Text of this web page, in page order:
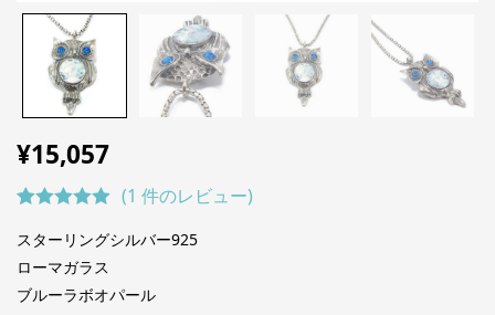
¥15,057
評価に基づ
く5段階評
価のうち、
(1 件のレビュー)
スターリングシルバー925
ローマガラス
ブルーラボオパール